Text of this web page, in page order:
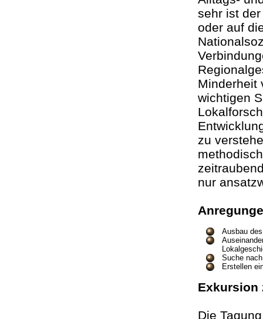
sehr ist
oder auf
Minderheit
wichtigen
zu
nur
Ausbau
Suche
Erstellen
Die